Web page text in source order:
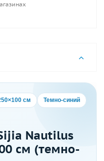
см Темно-синий
Nautilus
см (темно-